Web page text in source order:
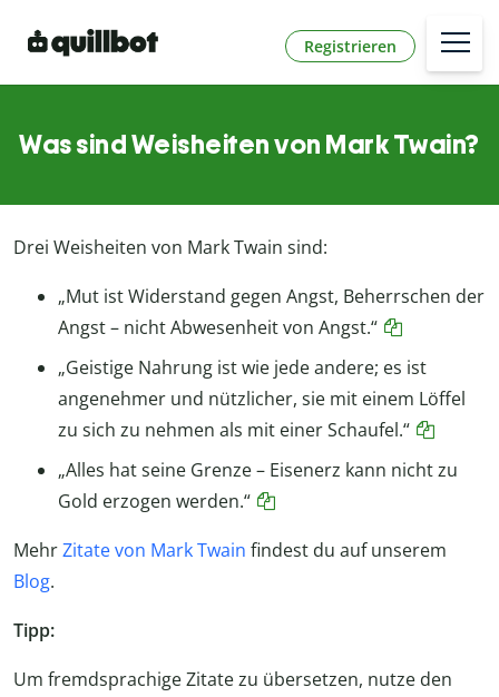
Registrieren
Was sind Weisheiten von Mark Twain?
Drei Weisheiten von Mark Twain sind:
„Mut ist Widerstand gegen Angst, Beherrschen der
Angst – nicht Abwesenheit von Angst.“
„Geistige Nahrung ist wie jede andere; es ist
angenehmer und nützlicher, sie mit einem Löffel
zu sich zu nehmen als mit einer Schaufel.“
„Alles hat seine Grenze – Eisenerz kann nicht zu
Gold erzogen werden.“
MehrZitate von Mark Twain findest du auf unserem
Blog.
Tipp:
Um fremdsprachige Zitate zu übersetzen, nutze den